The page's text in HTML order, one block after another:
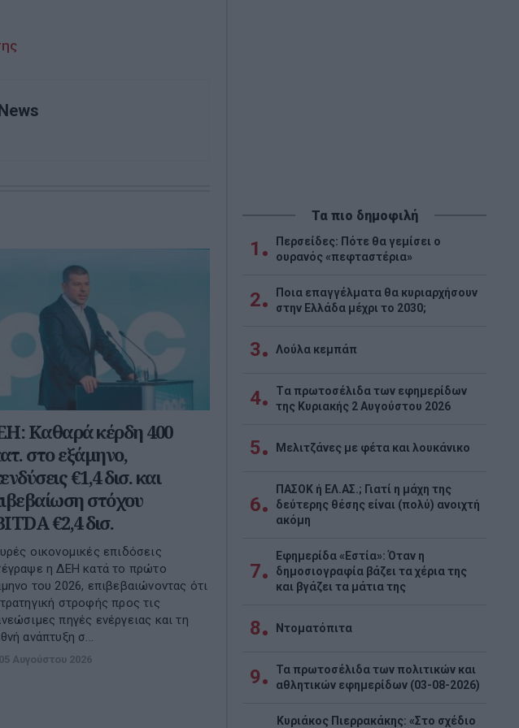
Καθαρά κέρδη 400
στο εξάμηνο,
€1,4 δισ. και
στόχου
€2,4 δισ.
οικονομικές επιδόσεις
η ΔΕΗ κατά το πρώτο
του 2026, επιβεβαιώνοντας ότι
στροφής προς τις
πηγές ενέργειας και τη
ανάπτυξη σ...
05 Αυγούστου 2026
Τα πιο δημοφιλή
1
Περσείδες: Πότε θα γεμίσει ο
ουρανός «πεφταστέρια»
2
Ποια επαγγέλματα θα κυριαρχήσουν
στην Ελλάδα μέχρι το 2030;
3 Λούλα κεμπάπ
4
Tα πρωτοσέλιδα των εφημερίδων
της Κυριακής 2 Αυγούστου 2026
5 Μελιτζάνες με φέτα και λουκάνικο
6
ΠΑΣΟΚ ή ΕΛ.ΑΣ.; Γιατί η μάχη της
δεύτερης θέσης είναι (πολύ) ανοιχτή
ακόμη
7
Εφημερίδα «Εστία»: Όταν η
δημοσιογραφία βάζει τα χέρια της
και βγάζει τα μάτια της
8 Ντοματόπιτα
9
Τα πρωτοσέλιδα των πολιτικών και
αθλητικών εφημερίδων (03-08-2026)
Κυριάκος Πιερρακάκης: «Στο σχέδιο